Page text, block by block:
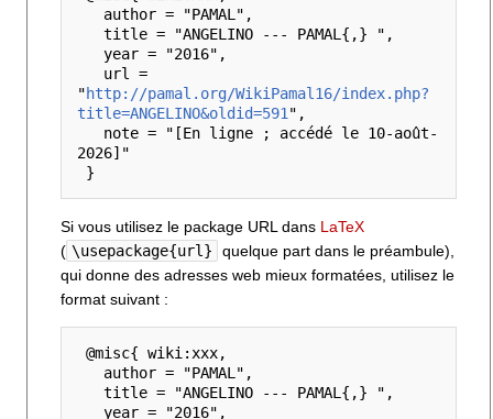
"http://pamal.org/WikiPamal16/index.php?
title=ANGELINO&oldid=591 ",
2026]"
Si vous utilisez le package URL dans LaTeX
( \usepackage{url}
quelque part dans le préambule),
qui donne des adresses web mieux formatées, utilisez le
format suivant :